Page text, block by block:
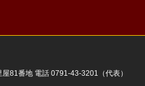
81番地 電話 0791-43-3201（代表）